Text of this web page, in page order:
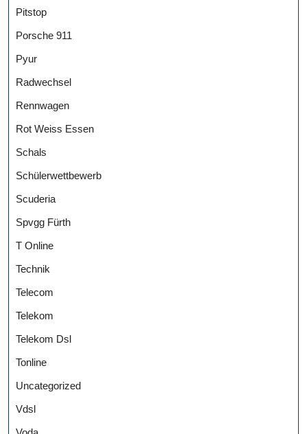
Pitstop
Porsche 911
Pyur
Radwechsel
Rennwagen
Rot Weiss Essen
Schals
Schülerwettbewerb
Scuderia
Spvgg Fürth
T Online
Technik
Telecom
Telekom
Telekom Dsl
Tonline
Uncategorized
Vdsl